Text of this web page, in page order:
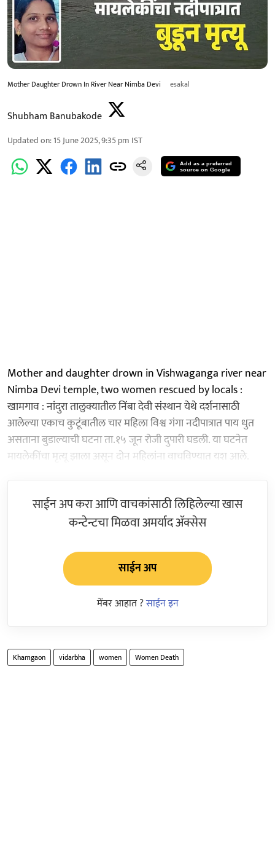
Mother Daughter Drown In River Near Nimba Devi esakal
Shubham Banubakode
Updated on:15 June 2025, 9:35 pm IST
Add as a preferred
source on Google
Mother and daughter drown in Vishwaganga river near
Nimba Devi temple, two women rescued by locals :
खामगाव : नांदुरा तालुक्यातील निंबा देवी संस्थान येथे दर्शनासाठी
आलेल्या एकाच कुटूंबातील चार महिला विश्व गंगा नदीपात्रात पाय धुत
असताना बुडाल्याची घटना ता.१५ जून रोजी दुपारी घडली. या घटनेत
मायलेकींचा मृत्यू झाला असून दोन महिलांना वाचविण्यात यश आले.
साईन अप करा आणि वाचकांसाठी लिहिलेल्या खास
कन्टेन्टचा मिळवा अमर्याद ॲक्सेस
साईन अप
मेंबर आहात ?साईन इन
Khamgaon vidarbha women Women Death